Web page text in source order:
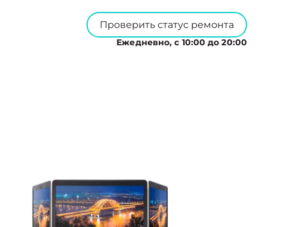
Проверить статус ремонта
Ежедневно, с 10:00 до 20:00